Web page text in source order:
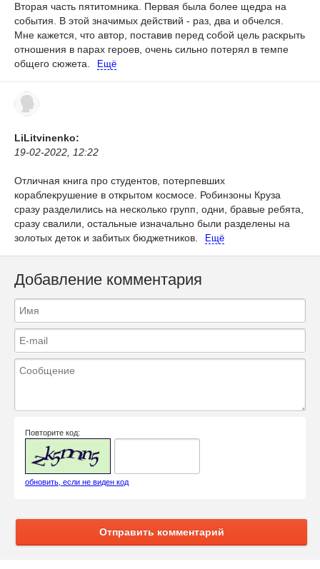
Вторая часть пятитомника. Первая была более щедра на
события. В этой значимых действий - раз, два и обчелся.
Мне кажется, что автор, поставив перед собой цель раскрыть
отношения в парах героев, очень сильно потерял в темпе
общего сюжета.
Ещё
LiLitvinenko:
19-02-2022, 12:22
Отличная книга про студентов, потерпевших
кораблекрушение в открытом космосе. Робинзоны Круза
сразу разделились на несколько групп, одни, бравые ребята,
сразу свалили, остальные изначально были разделены на
золотых деток и забитых бюджетников.
Ещё
Добавление комментария
Повторите код:
обновить, если не виден код
Отправить комментарий